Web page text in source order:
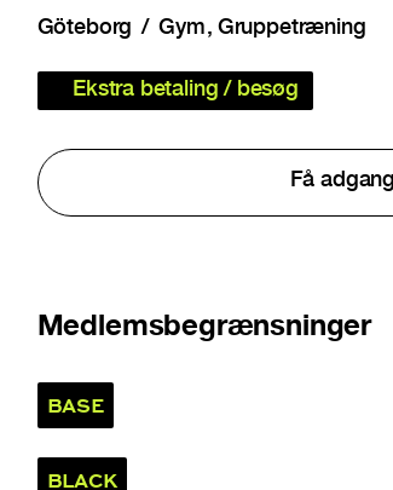
Göteborg Gym Gruppetræning
Ekstra betaling / besøg
Få adgang
Medlemsbegrænsninger
BASE
BLACK